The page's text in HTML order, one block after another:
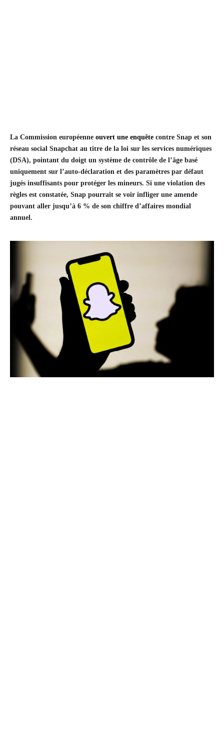
La Commission européenne ouvert une enquête contre Snap et son
réseau social Snapchat au titre de la loi sur les services numériques
(DSA), pointant du doigt un système de contrôle de l’âge basé
uniquement sur l’auto-déclaration et des paramètres par défaut
jugés insuffisants pour protéger les mineurs. Si une violation des
règles est constatée, Snap pourrait se voir infliger une amende
pouvant aller jusqu’à 6 % de son chiffre d’affaires mondial
annuel.